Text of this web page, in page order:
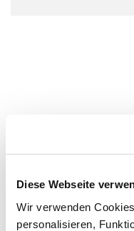
Diese Webseite
Wir verwenden
personalisieren,